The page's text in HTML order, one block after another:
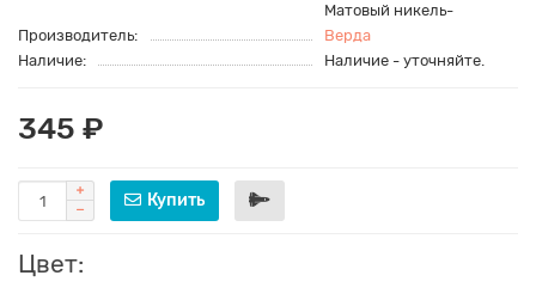
Матовый никель-
Производитель:
Верда
Наличие:
Наличие - уточняйте.
345 ₽
Купить
Цвет: